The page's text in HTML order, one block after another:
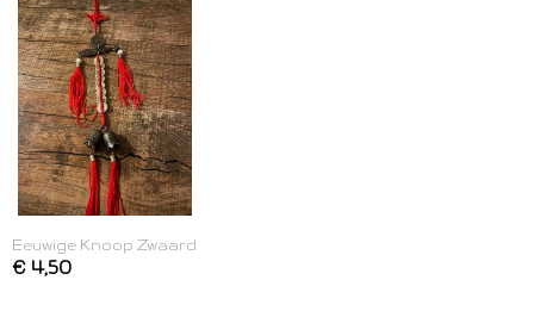
Eeuwige Knoop Zwaard
€ 4,50